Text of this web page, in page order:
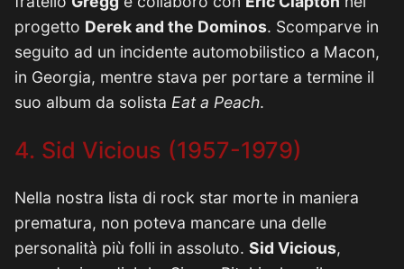
progetto Derek and the Dominos. Scomparve in
seguito ad un incidente automobilistico a Macon,
in Georgia, mentre stava per portare a termine il
suo album da solista Eat a Peach.
4. Sid Vicious (1957-1979)
Nella nostra lista di rock star morte in maniera
prematura, non poteva mancare una delle
personalità più folli in assoluto. Sid Vicious,